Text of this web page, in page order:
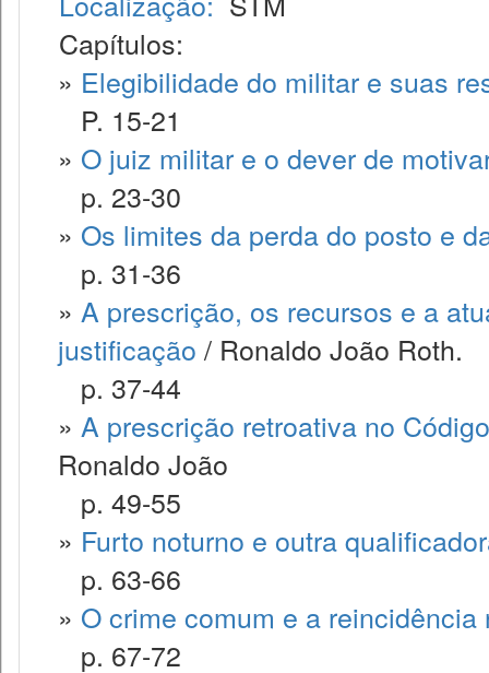
Capítulos:
» Elegibilidade do militar e suas
P. 15-21
» O juiz militar e o dever de
p. 23-30
» Os limites da perda do posto e
p. 31-36
» A prescrição, os recursos e a
justificação / Ronaldo João Roth.
p. 37-44
» A prescrição retroativa no
Ronaldo João
p. 49-55
» Furto noturno e outra
p. 63-66
» O crime comum e a reincidência
p. 67-72